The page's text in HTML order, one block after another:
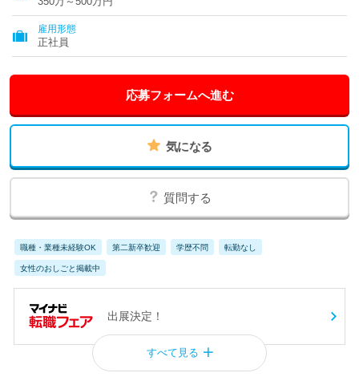
雇用形態
正社員
応募フォームへ進む
気になる
質問する
職種・業種未経験OK 第二新卒歓迎 学歴不問 転勤なし
女性のおしごと掲載中
出展決定！
この企業のブログをみる
すべて見る